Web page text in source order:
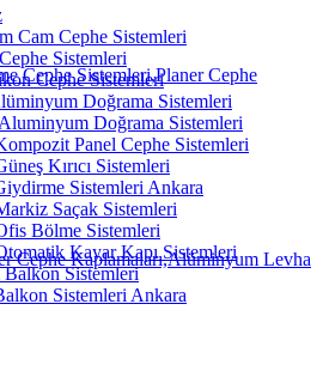
Cam Cephe Sistemleri
Sistemleri
Cephe Sistemleri
Doğrama Sistemleri
Aluminyum Doğrama Sistemleri
Panel Cephe Sistemleri
Kırıcı Sistemleri
Sistemleri Ankara
Saçak Sistemleri
Bölme Sistemleri
Kayar Kapı Sistemleri
Balkon Sistemleri
Sistemleri Ankara